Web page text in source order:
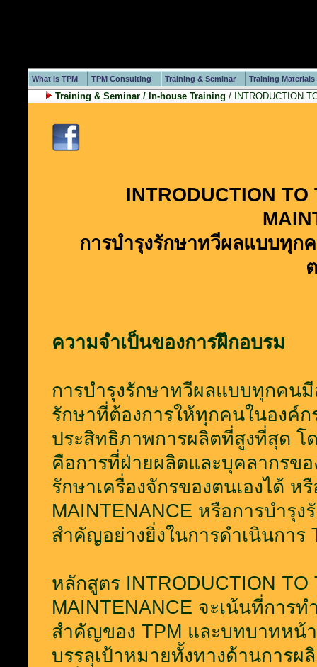
What is TPM TPM Consulting Training & Seminar Training Materials
Training & Seminar / In-house Training / INTRODUCTION
INTRODUCTION TO
การบำรุงรักษาทวีผลแบบทุก
ความจำเป็นของการฝึกอบรม
การบำรุงรักษาทวีผลแบบทุกคนมี
รักษาที่ต้องการให้ทุกคนในองค์
ประสิทธิภาพการผลิตที่สูงที่สุด
คือการที่ฝ่ายผลิตและบุคลากรข
รักษาเครื่องจักรของตนเองได้ ห
MAINTENANCE หรือการบำรุง
สำคัญอย่างยิ่งในการดำเนินการ
หลักสูตร INTRODUCTION TO
MAINTENANCE จะเน้นที่การ
สำคัญของ TPM และบทบาทหน้
บรรลุเป้าหมายทั้งทางด้านการผ